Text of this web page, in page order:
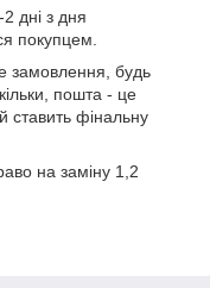
дні з дня
покупцем.
замовлення, будь
пошта - це
ставить фінальну
на заміну 1,2